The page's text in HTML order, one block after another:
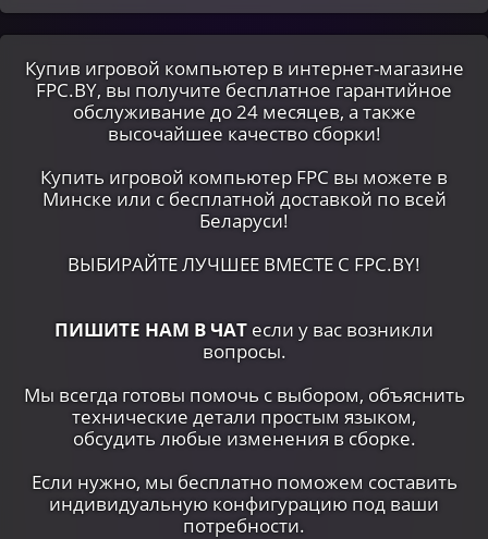
Купив игровой компьютер в интернет-магазине
FPC.BY, вы получите бесплатное гарантийное
обслуживание до 24 месяцев, а также
высочайшее качество сборки!
Купить игровой компьютер FPC вы можете в
Минске или c бесплатной доставкой по всей
Беларуси!
ВЫБИРАЙТЕ ЛУЧШЕЕ ВМЕСТЕ С FPC.BY!
ПИШИТЕ НАМ В ЧАТ если у вас возникли
вопросы.
Мы всегда готовы помочь с выбором, объяснить
технические детали простым языком,
обсудить любые изменения в сборке.
Если нужно, мы бесплатно поможем составить
индивидуальную конфигурацию под ваши
потребности.